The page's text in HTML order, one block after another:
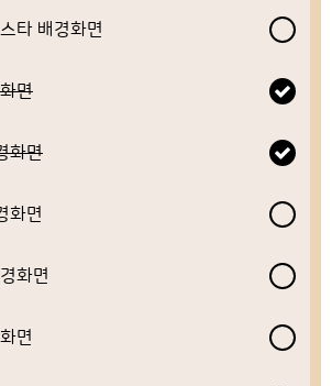
타 배경화면
면
화면
화면
화면
면